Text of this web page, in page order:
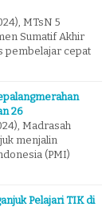
MTsN 5
Sumatif Akhir
pembelajar cepat
26
Madrasah
menjalin
(PMI)
Pelajari TIK di